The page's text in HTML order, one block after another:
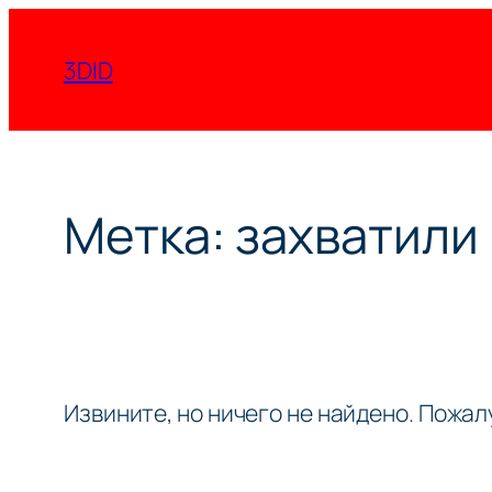
содержимому
3DID
Метка: захватили
Извините, но ничего не найдено.